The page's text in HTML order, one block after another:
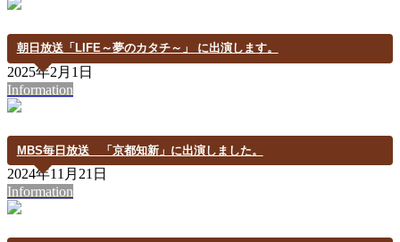
朝日放送「LIFE～夢のカタチ～」 に出演します。
2025年2月1日
Information
MBS毎日放送 「京都知新」に出演しました。
2024年11月21日
Information